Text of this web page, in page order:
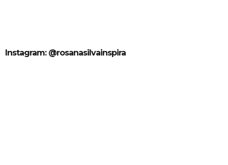
Instagram: @rosanasilvainspira